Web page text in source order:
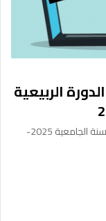
الربيعية
إعلان عن افتتاح تسجيلات الدورة الربيعية للسنة الجامعية 2025-